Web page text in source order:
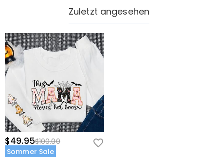
Zuletzt angesehen
$49.95$100.00
Sommer Sale